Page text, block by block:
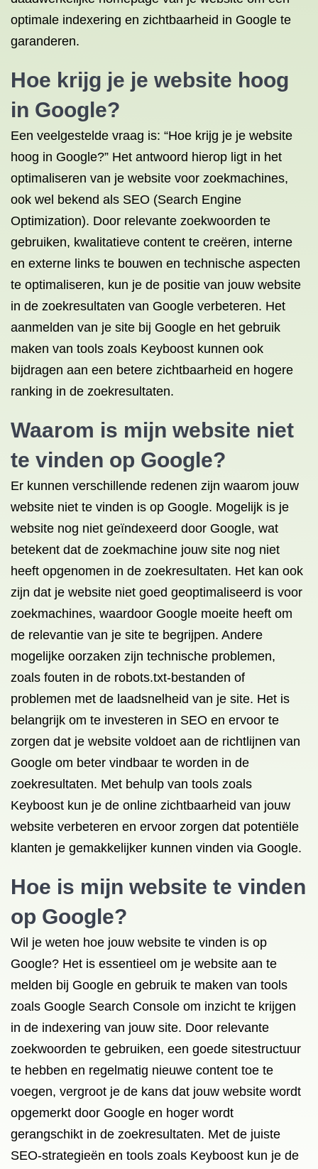
optimale indexering en zichtbaarheid in Google te
garanderen.
Hoe krijg je je website hoog
in Google?
Een veelgestelde vraag is: “Hoe krijg je je website
hoog in Google?” Het antwoord hierop ligt in het
optimaliseren van je website voor zoekmachines,
ook wel bekend als SEO (Search Engine
Optimization). Door relevante zoekwoorden te
gebruiken, kwalitatieve content te creëren, interne
en externe links te bouwen en technische aspecten
te optimaliseren, kun je de positie van jouw website
in de zoekresultaten van Google verbeteren. Het
aanmelden van je site bij Google en het gebruik
maken van tools zoals Keyboost kunnen ook
bijdragen aan een betere zichtbaarheid en hogere
ranking in de zoekresultaten.
Waarom is mijn website niet
te vinden op Google?
Er kunnen verschillende redenen zijn waarom jouw
website niet te vinden is op Google. Mogelijk is je
website nog niet geïndexeerd door Google, wat
betekent dat de zoekmachine jouw site nog niet
heeft opgenomen in de zoekresultaten. Het kan ook
zijn dat je website niet goed geoptimaliseerd is voor
zoekmachines, waardoor Google moeite heeft om
de relevantie van je site te begrijpen. Andere
mogelijke oorzaken zijn technische problemen,
zoals fouten in de robots.txt-bestanden of
problemen met de laadsnelheid van je site. Het is
belangrijk om te investeren in SEO en ervoor te
zorgen dat je website voldoet aan de richtlijnen van
Google om beter vindbaar te worden in de
zoekresultaten. Met behulp van tools zoals
Keyboost kun je de online zichtbaarheid van jouw
website verbeteren en ervoor zorgen dat potentiële
klanten je gemakkelijker kunnen vinden via Google.
Hoe is mijn website te vinden
op Google?
Wil je weten hoe jouw website te vinden is op
Google? Het is essentieel om je website aan te
melden bij Google en gebruik te maken van tools
zoals Google Search Console om inzicht te krijgen
in de indexering van jouw site. Door relevante
zoekwoorden te gebruiken, een goede sitestructuur
te hebben en regelmatig nieuwe content toe te
voegen, vergroot je de kans dat jouw website wordt
opgemerkt door Google en hoger wordt
gerangschikt in de zoekresultaten. Met de juiste
SEO-strategieën en tools zoals Keyboost kun je de